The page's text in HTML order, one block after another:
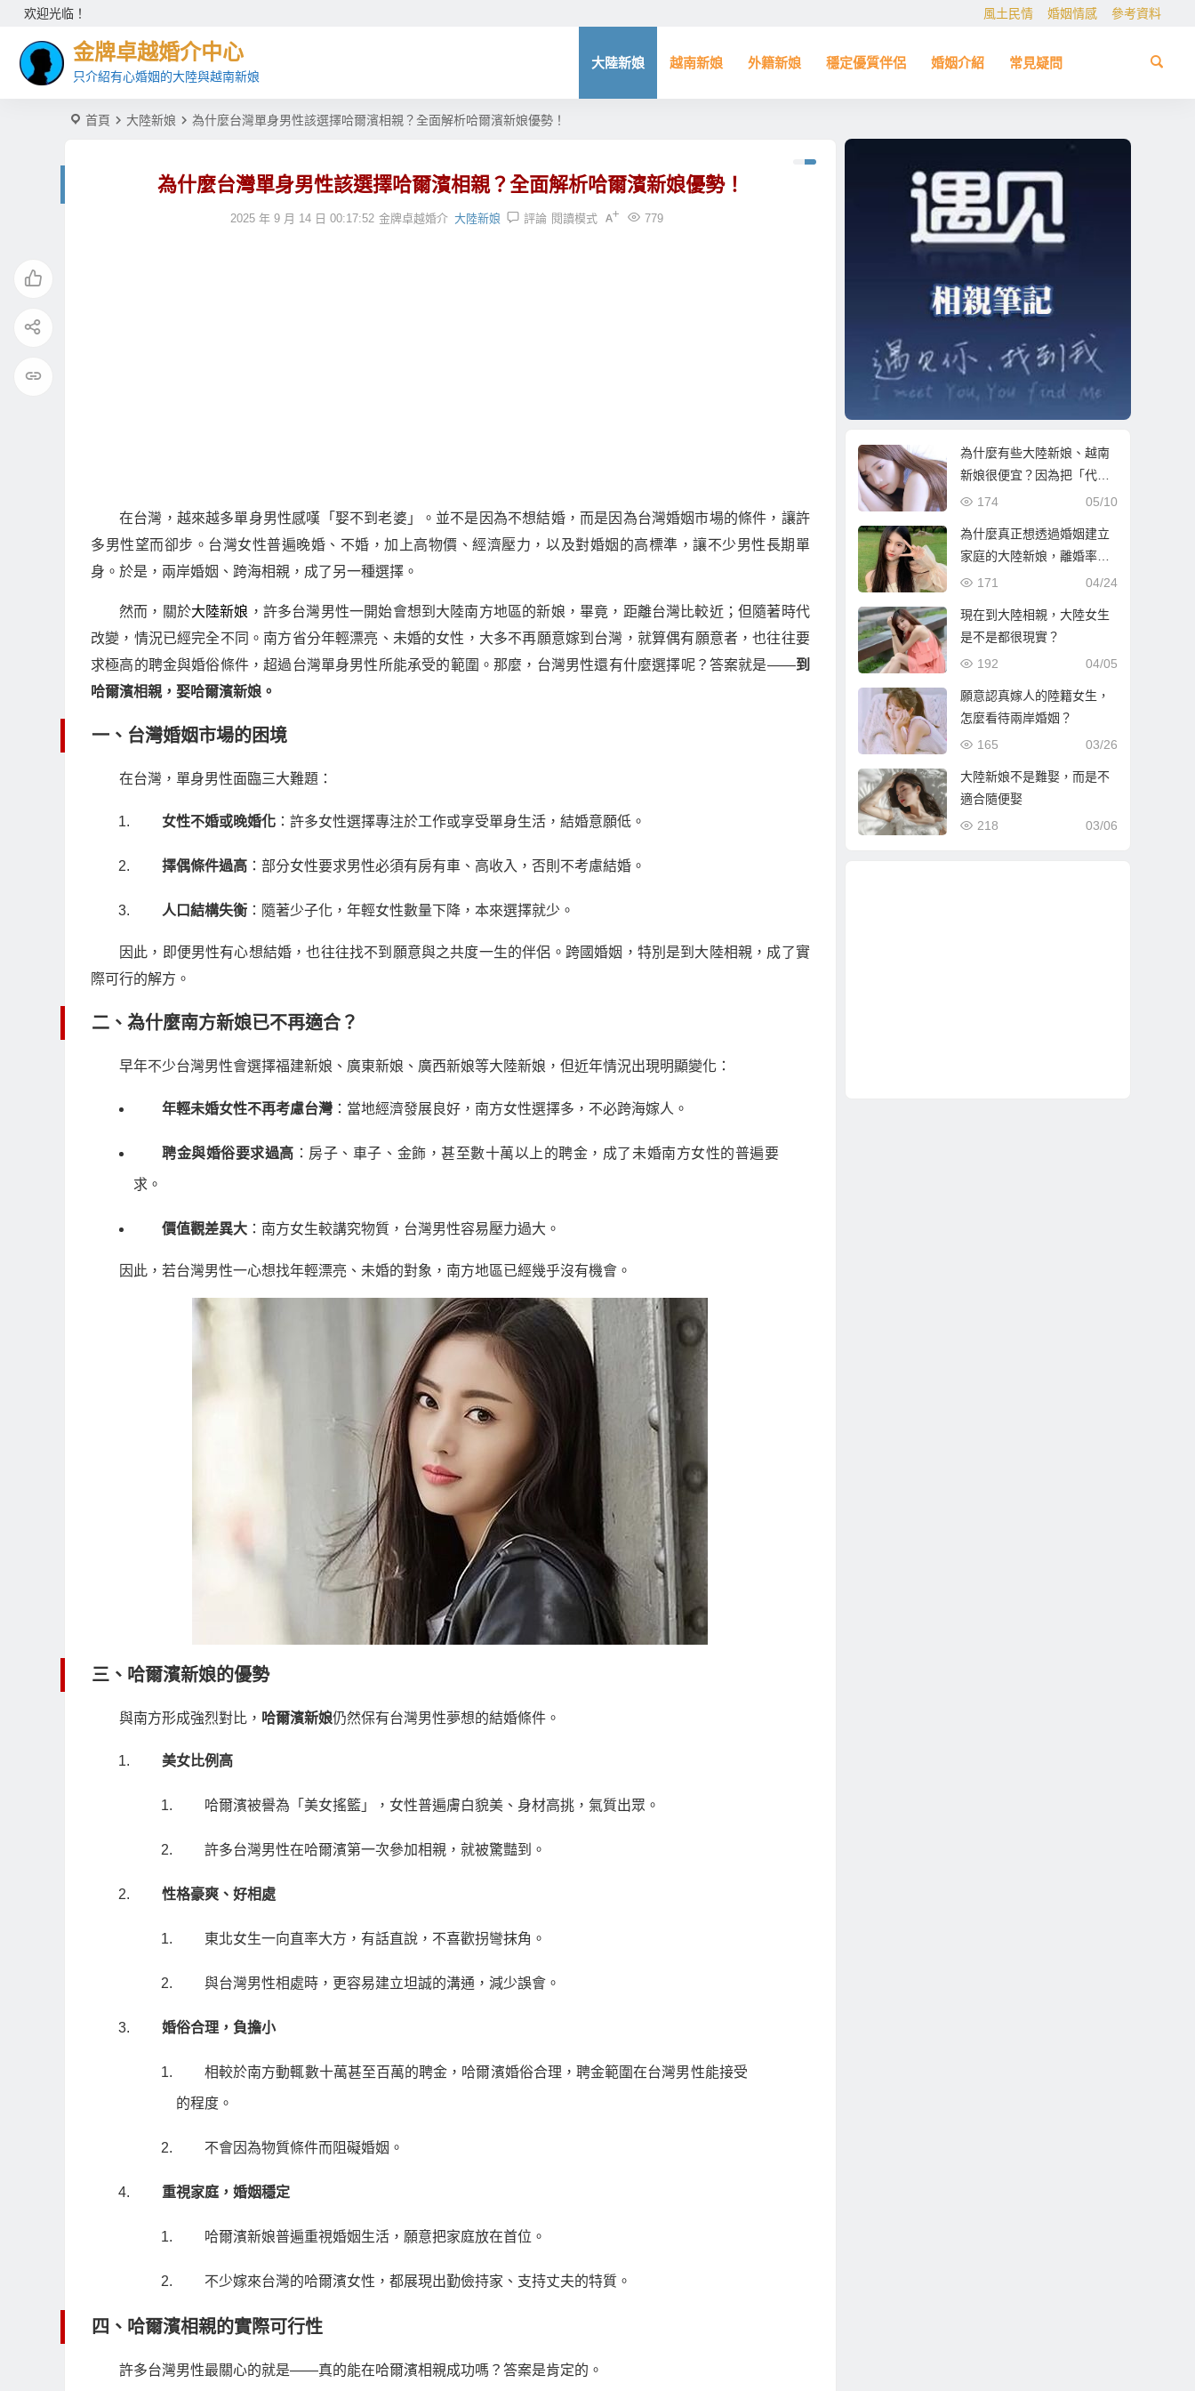
欢迎光临！ 風土民情 婚姻情感 參考資料
金牌卓越婚介中心
只介紹有心婚姻的大陸與越南新娘
大陸新娘 越南新娘 外籍新娘 穩定優質伴侶 婚姻介紹 常見疑問
首頁 大陸新娘 為什麼台灣單身男性該選擇哈爾濱相親？全面解析哈爾濱新娘優勢！
為什麼台灣單身男性該選擇哈爾濱相親？全面解析哈爾濱新娘優勢！
2025 年 9 月 14 日 00:17:52 金牌卓越婚介 大陸新娘 評論 779
閱讀模式
在台灣，越來越多單身男性感嘆「娶不到老婆」。並不是因為不想結婚，而是因為台灣婚姻市場的條件，讓許
多男性望而卻步。台灣女性普遍晚婚、不婚，加上高物價、經濟壓力，以及對婚姻的高標準，讓不少男性長期單
身。於是，兩岸婚姻、跨海相親，成了另一種選擇。
然而，關於大陸新娘 ，許多台灣男性一開始會想到大陸南方地區的新娘，畢竟，距離台灣比較近；但隨著時代
改變，情況已經完全不同。南方省分年輕漂亮、未婚的女性，大多不再願意嫁到台灣，就算偶有願意者，也往往要
求極高的聘金與婚俗條件，超過台灣單身男性所能承受的範圍。那麼，台灣男性還有什麼選擇呢？答案就是——到
哈爾濱相親，娶哈爾濱新娘。
一、台灣婚姻市場的困境
在台灣，單身男性面臨三大難題：
女性不婚或晚婚化 ：許多女性選擇專注於工作或享受單身生活，結婚意願低。
擇偶條件過高 ：部分女性要求男性必須有房有車、高收入，否則不考慮結婚。
人口結構失衡 ：隨著少子化，年輕女性數量下降，本來選擇就少。
因此，即便男性有心想結婚，也往往找不到願意與之共度一生的伴侶。跨國婚姻，特別是到大陸相親，成了實
際可行的解方。
二、為什麼南方新娘已不再適合？
早年不少台灣男性會選擇福建新娘、廣東新娘、廣西新娘等大陸新娘，但近年情況出現明顯變化：
年輕未婚女性不再考慮台灣 ：當地經濟發展良好，南方女性選擇多，不必跨海嫁人。
聘金與婚俗要求過高 ：房子、車子、金飾，甚至數十萬以上的聘金，成了未婚南方女性的普遍要
求。
價值觀差異大 ：南方女生較講究物質，台灣男性容易壓力過大。
因此，若台灣男性一心想找年輕漂亮、未婚的對象，南方地區已經幾乎沒有機會。
三、哈爾濱新娘的優勢
與南方形成強烈對比， 哈爾濱新娘仍然保有台灣男性夢想的結婚條件。
美女比例高
哈爾濱被譽為「美女搖籃」，女性普遍膚白貌美、身材高挑，氣質出眾。
許多台灣男性在哈爾濱第一次參加相親，就被驚豔到。
性格豪爽、好相處
東北女生一向直率大方，有話直說，不喜歡拐彎抹角。
與台灣男性相處時，更容易建立坦誠的溝通，減少誤會。
婚俗合理，負擔小
相較於南方動輒數十萬甚至百萬的聘金，哈爾濱婚俗合理，聘金範圍在台灣男性能接受
的程度。
不會因為物質條件而阻礙婚姻。
重視家庭，婚姻穩定
哈爾濱新娘普遍重視婚姻生活，願意把家庭放在首位。
不少嫁來台灣的哈爾濱女性，都展現出勤儉持家、支持丈夫的特質。
四、哈爾濱相親的實際可行性
許多台灣男性最關心的就是——真的能在哈爾濱相親成功嗎？答案是肯定的。
為什麼有些大陸新娘、越南
新娘很便宜？因為把「代
價」放在婚後了！
05/10
174
為什麼真正想透過婚姻建立
家庭的大陸新娘，離婚率反
而低？
04/24
171
現在到大陸相親，大陸女生
是不是都很現實？
04/05
192
願意認真嫁人的陸籍女生，
怎麼看待兩岸婚姻？
03/26
165
大陸新娘不是難娶，而是不
適合隨便娶
03/06
218